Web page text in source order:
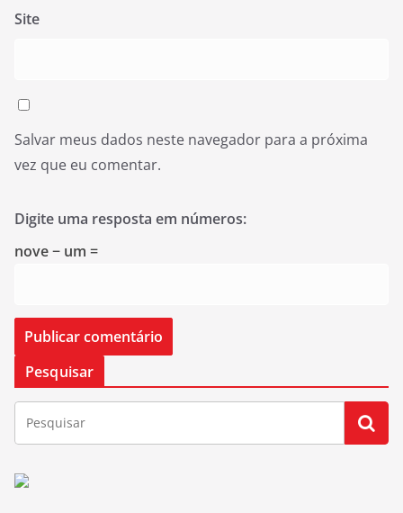
Site
Salvar meus dados neste navegador para a próxima
vez que eu comentar.
Digite uma resposta em números:
nove − um =
Pesquisar